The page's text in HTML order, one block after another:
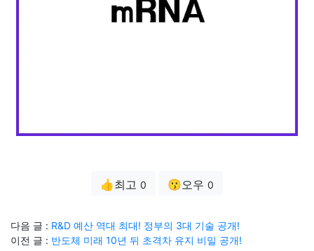
👍최고 0 😗오우 0
다음 글 : R&D 예산 역대 최대! 정부의 3대 기술 공개!
이전 글 : 반도체 미래 10년 뒤 초격차 유지 비밀 공개!